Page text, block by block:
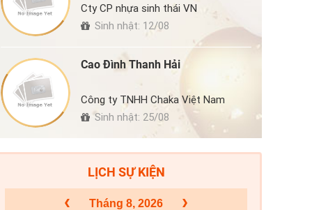
Cty CP nhựa sinh thái VN
Sinh nhật: 12/08
Cao Đình Thanh Hải
Công ty TNHH Chaka Việt Nam
Sinh nhật: 25/08
LỊCH SỰ KIỆN
Tháng 8, 2026